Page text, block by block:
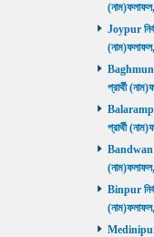
Joypur
প্রার্থী
প্রার্থী
Bandwan
Binpur
Medinipur